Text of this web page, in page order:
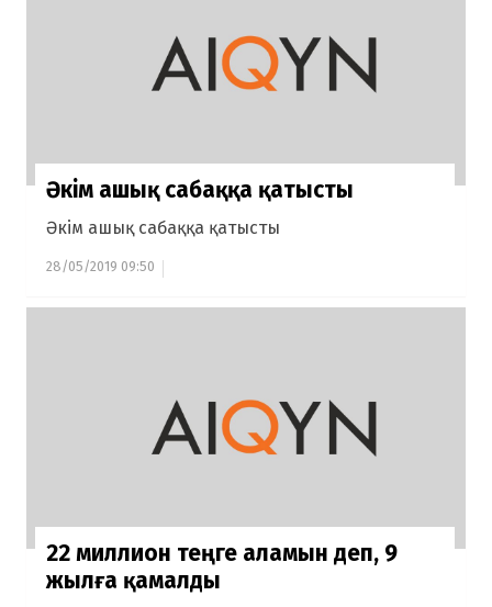
Әкім ашық сабаққа қатысты
Әкім ашық сабаққа қатысты
28/05/2019 09:50
22 миллион теңге аламын деп, 9
жылға қамалды